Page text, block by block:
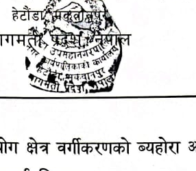
शिक्षक सरुवा सहमतिका लागि दरखास्त
हेटौंडा उपमहानगरपालिकाको सूची दर्ता
चुरियामाई सुरुङको संरक्षण तथा व्यवस्थापनको
पोषाक र परिचयपत्र अनिवार्य लगाउने